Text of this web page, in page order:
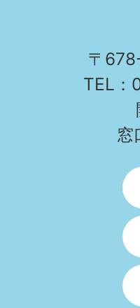
〒
TEL：
窓